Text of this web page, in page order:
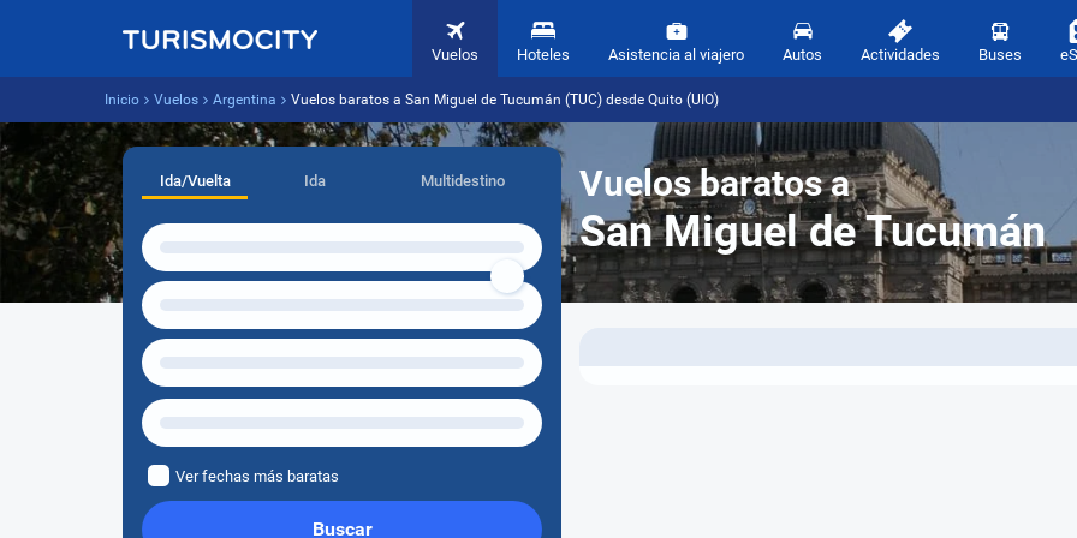
Vuelos Hoteles Asistencia al viajero Autos Actividades Buses
Inicio Vuelos Argentina Vuelos baratos a San Miguel de Tucumán (TUC) desde Quito (UIO)
Vuelos baratos a
San Miguel de Tucumán
Ida/Vuelta Ida Multidestino
Ver fechas más baratas
Buscar